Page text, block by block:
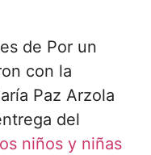
de Por un
con la
Paz Arzola
del
niños y niñas